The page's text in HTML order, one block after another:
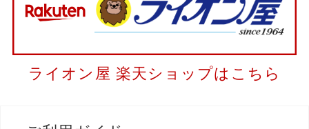
ライオン屋 楽天ショップはこちら